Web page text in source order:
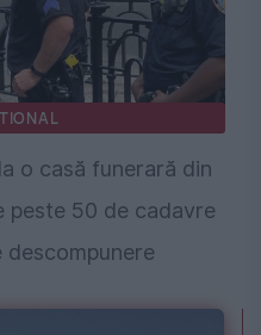
o casă funerară din
peste 50 de cadavre